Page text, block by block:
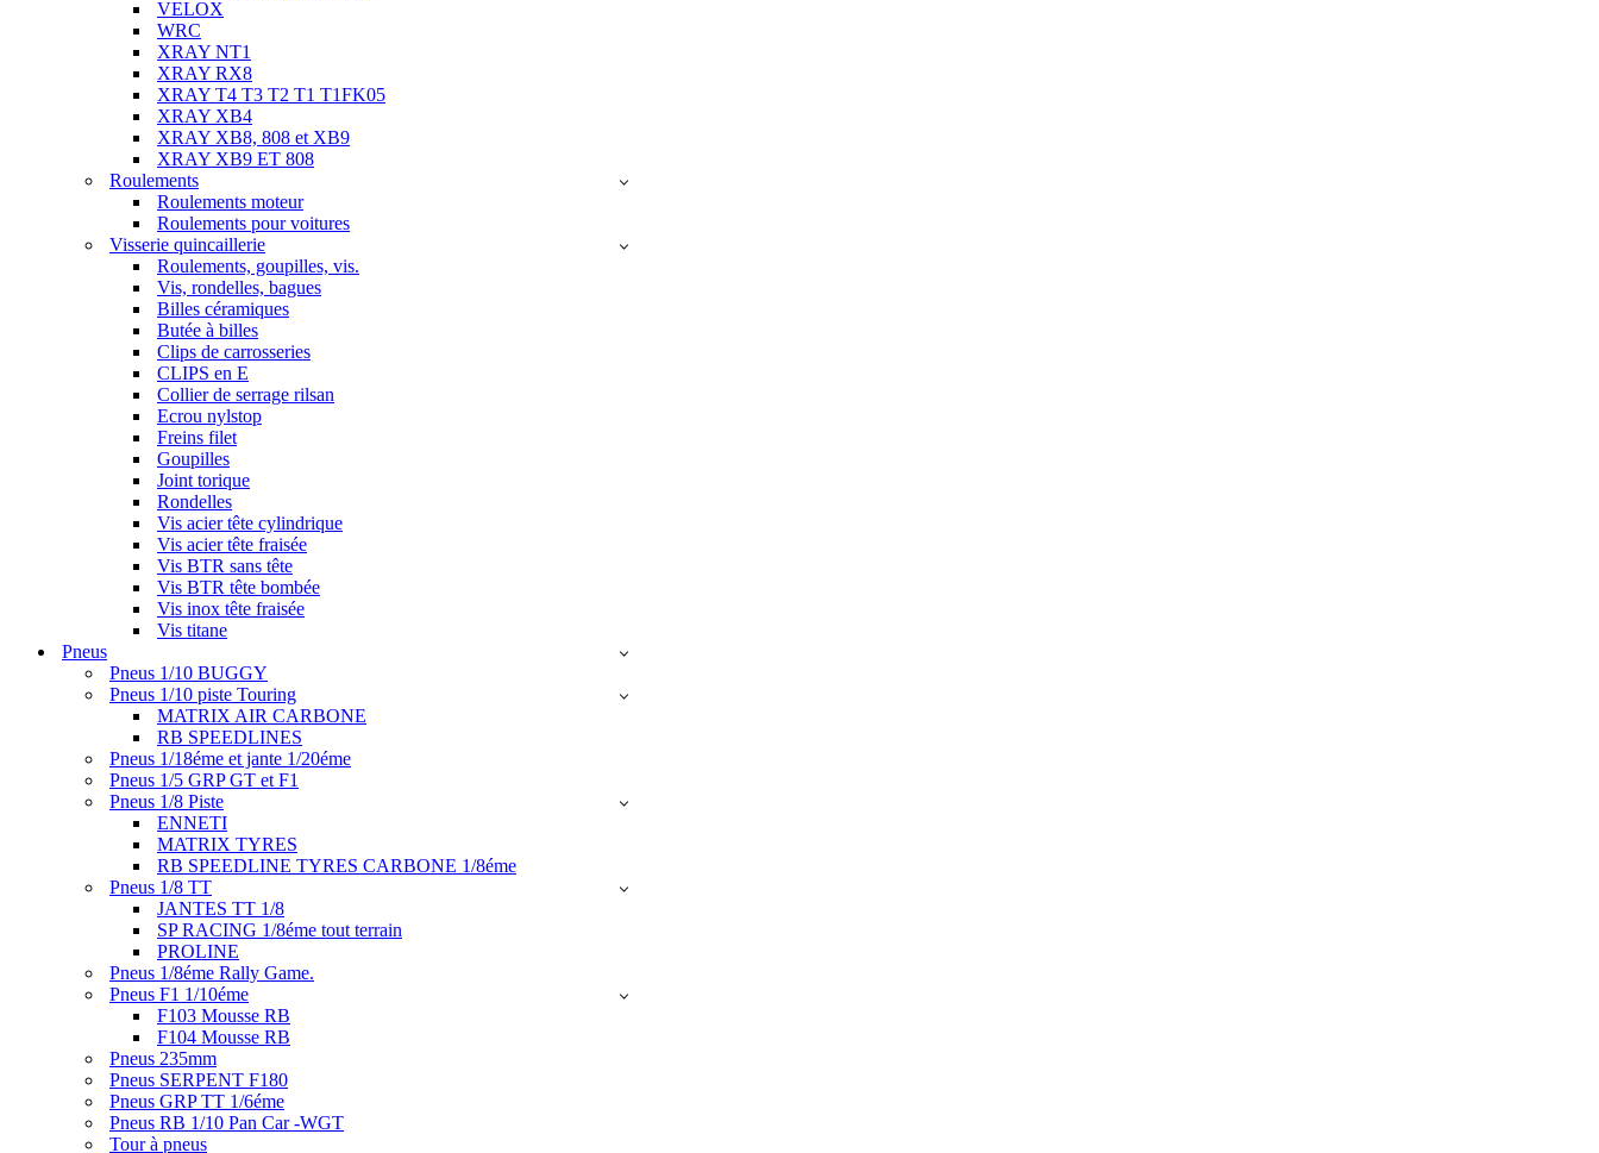
VELOX
WRC
XRAY NT1
XRAY RX8
XRAY T4 T3 T2 T1 T1FK05
XRAY XB4
XRAY XB8, 808 et XB9
XRAY XB9 ET 808
Roulements
Roulements moteur
Roulements pour voitures
Visserie quincaillerie
Roulements, goupilles, vis.
Vis, rondelles, bagues
Billes céramiques
Butée à billes
Clips de carrosseries
CLIPS en E
Collier de serrage rilsan
Ecrou nylstop
Freins filet
Goupilles
Joint torique
Rondelles
Vis acier tête cylindrique
Vis acier tête fraisée
Vis BTR sans tête
Vis BTR tête bombée
Vis inox tête fraisée
Vis titane
Pneus
Pneus 1/10 BUGGY
Pneus 1/10 piste Touring
MATRIX AIR CARBONE
RB SPEEDLINES
Pneus 1/18éme et jante 1/20éme
Pneus 1/5 GRP GT et F1
Pneus 1/8 Piste
ENNETI
MATRIX TYRES
RB SPEEDLINE TYRES CARBONE 1/8éme
Pneus 1/8 TT
JANTES TT 1/8
SP RACING 1/8éme tout terrain
PROLINE
Pneus 1/8éme Rally Game.
Pneus F1 1/10éme
F103 Mousse RB
F104 Mousse RB
Pneus 235mm
Pneus SERPENT F180
Pneus GRP TT 1/6éme
Pneus RB 1/10 Pan Car -WGT
Tour à pneus